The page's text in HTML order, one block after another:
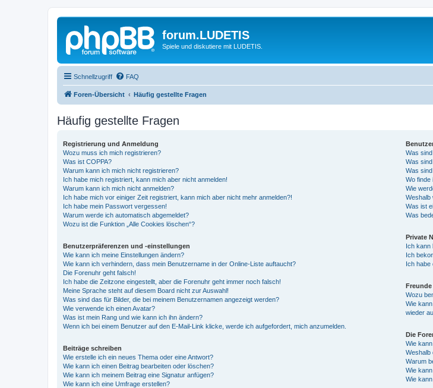
forum.LUDETIS
Spiele und diskutiere mit LUDETIS.
Schnellzugriff FAQ
Foren-Übersicht Häufig gestellte Fragen
Häufig gestellte Fragen
Registrierung und Anmeldung
Wozu muss ich mich registrieren?
Was ist COPPA?
Warum kann ich mich nicht registrieren?
Ich habe mich registriert, kann mich aber nicht anmelden!
Warum kann ich mich nicht anmelden?
Ich habe mich vor einiger Zeit registriert, kann mich aber nicht mehr anmelden?!
Ich habe mein Passwort vergessen!
Warum werde ich automatisch abgemeldet?
Wozu ist die Funktion „Alle Cookies löschen“?
Benutzerpräferenzen und -einstellungen
Wie kann ich meine Einstellungen ändern?
Wie kann ich verhindern, dass mein Benutzername in der Online-Liste auftaucht?
Die Forenuhr geht falsch!
Ich habe die Zeitzone eingestellt, aber die Forenuhr geht immer noch falsch!
Meine Sprache steht auf diesem Board nicht zur Auswahl!
Was sind das für Bilder, die bei meinem Benutzernamen angezeigt werden?
Wie verwende ich einen Avatar?
Was ist mein Rang und wie kann ich ihn ändern?
Wenn ich bei einem Benutzer auf den E-Mail-Link klicke, werde ich aufgefordert, mich anzumelden.
Beiträge schreiben
Wie erstelle ich ein neues Thema oder eine Antwort?
Wie kann ich einen Beitrag bearbeiten oder löschen?
Wie kann ich meinem Beitrag eine Signatur anfügen?
Wie kann ich eine Umfrage erstellen?
Was
Was
Was
Wo finde
Wie
Weshalb
Was ist
Was
Private
Ich kann
Ich
Ich habe
Wozu
Wie
wieder
Die
Wie
Weshalb
Warum
Wie
Wie